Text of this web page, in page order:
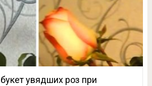
увядших роз при